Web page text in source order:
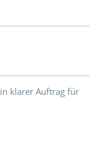
klarer Auftrag für